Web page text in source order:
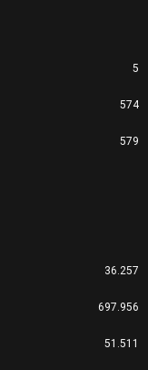
5
574
579
36.257
697.956
51.511